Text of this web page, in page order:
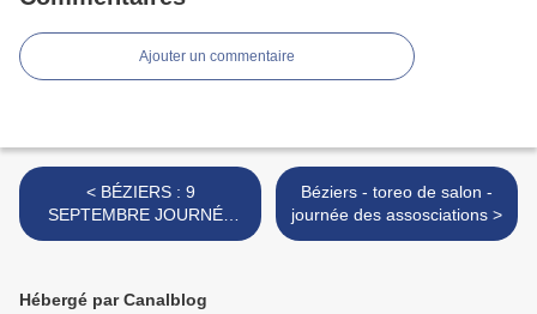
Ajouter un commentaire
< BÉZIERS : 9
SEPTEMBRE JOURNÉE
DES ASSOCIATIONS
Béziers - toreo de salon -
journée des assosciations >
Hébergé par Canalblog